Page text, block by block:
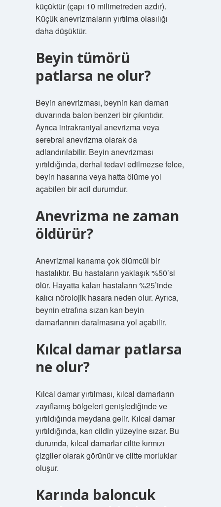
küçüktür (çapı 10 milimetreden azdır).
Küçük anevrizmaların yırtılma olasılığı
daha düşüktür.
Beyin tümörü
patlarsa ne olur?
Beyin anevrizması, beynin kan damarı
duvarında balon benzeri bir çıkıntıdır.
Ayrıca intrakraniyal anevrizma veya
serebral anevrizma olarak da
adlandırılabilir. Beyin anevrizması
yırtıldığında, derhal tedavi edilmezse felce,
beyin hasarına veya hatta ölüme yol
açabilen bir acil durumdur.
Anevrizma ne zaman
öldürür?
Anevrizmal kanama çok ölümcül bir
hastalıktır. Bu hastaların yaklaşık %50’si
ölür. Hayatta kalan hastaların %25’inde
kalıcı nörolojik hasara neden olur. Ayrıca,
beynin etrafına sızan kan beyin
damarlarının daralmasına yol açabilir.
Kılcal damar patlarsa
ne olur?
Kılcal damar yırtılması, kılcal damarların
zayıflamış bölgeleri genişlediğinde ve
yırtıldığında meydana gelir. Kılcal damar
yırtıldığında, kan cildin yüzeyine sızar. Bu
durumda, kılcal damarlar ciltte kırmızı
çizgiler olarak görünür ve ciltte morluklar
oluşur.
Karında baloncuk